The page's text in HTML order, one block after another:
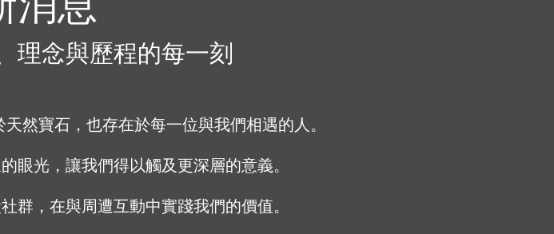
理念與歷程的每一刻
然寶石，也存在於每一位與我們相遇的人。
眼光，讓我們得以觸及更深層的意義。
群，在與周遭互動中實踐我們的價值。